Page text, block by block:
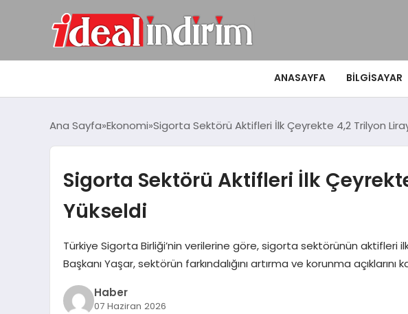
ANASAYFA BILGISAYAR
Ana Sayfa Ekonomi Sigorta Sektörü Aktifleri İlk Çeyrekte 4,2 Trilyon
Sigorta Sektörü Aktifleri İlk
Yükseldi
Türkiye Sigorta Birliği’nin verilerine göre, sigorta sektörünün aktifleri
Başkanı Yaşar, sektörün farkındalığını artırma ve korunma
Haber
07 Haziran 2026